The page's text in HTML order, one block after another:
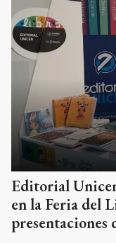
Editorial
en la Feria del
presentaciones